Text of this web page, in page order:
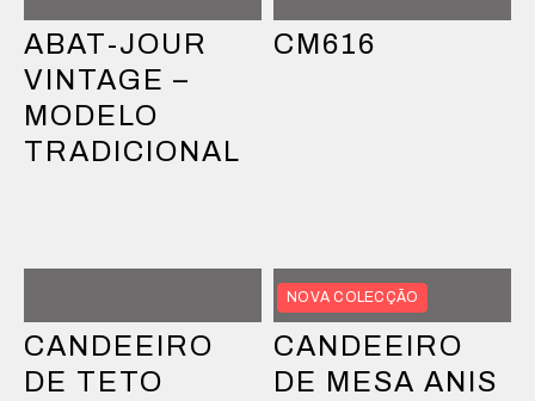
ABAT-JOUR
VINTAGE –
MODELO
TRADICIONAL
CM616
CANDEEIRO
DE TETO
NOVA COLECÇÃO
CANDEEIRO
DE MESA ANIS